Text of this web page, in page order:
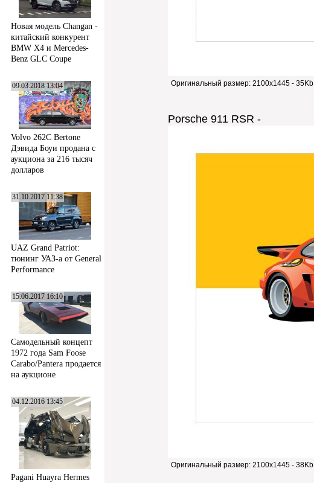
Новая модель Changan -
китайский конкурент
BMW X4 и Mercedes-
Benz GLC Coupe
09.03.2018 13:04
Volvo 262C Bertone
Дэвида Боуи продана с
аукциона за 216 тысяч
долларов
31.10.2017 11:38
UAZ Grand Patriot:
тюнинг УАЗ-а от General
Performance
15.06.2017 16:10
Самодельный концепт
1972 года Sam Foose
Carabo/Pantera продается
на аукционе
04.12.2016 13:45
Pagani Huayra Hermes
Оригинальный размер: 2100x1445 - 35Kb
Porsche 911 RSR -
Оригинальный размер: 2100x1445 - 38Kb